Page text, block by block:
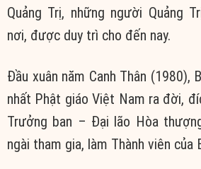
Quảng Trị, những người Quảng
nơi, được duy trì cho đến nay.
Đầu xuân năm Canh Thân (1980),
nhất Phật giáo Việt Nam ra đời,
Trưởng ban – Đại lão Hòa
ngài tham gia, làm Thành viên của